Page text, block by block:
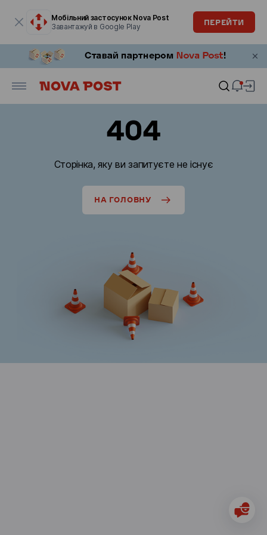
Мобільний застосунок Nova Post
Завантажуй в Google Play
ПЕРЕЙТИ
404
Сторінка, яку ви запитуєте не існує
НА ГОЛОВНУ